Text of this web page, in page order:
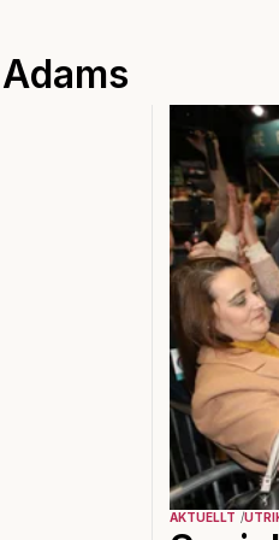
AKTUELLT